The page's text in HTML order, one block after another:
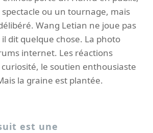
ou un tournage, mais
Wang Letian ne joue pas
dit quelque chose. La photo
internet. Les réactions
le soutien enthousiaste
la graine est plantée.
est une